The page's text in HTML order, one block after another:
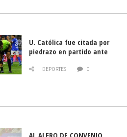
U. Católica fue citada por
piedrazo en partido ante
DEPORTES 0